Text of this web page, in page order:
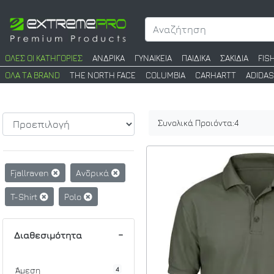
ΟΛΕΣ ΟΙ ΚΑΤΗΓΟΡΙΕΣ ΑΝΔΡΙΚΑ ΓΥΝΑΙΚΕΙΑ ΠΑΙΔΙΚΑ ΣΑΚΙΔΙΑ
ΟΛΑ ΤΑ BRAND
THE NORTH FACE COLUMBIA CARHARTT ADIDAS
Fjallraven Ανδρικά
T-Shirt Polo
Διαθεσιμότητα
Άμεση 4
Συνολικά Προιόντα:4